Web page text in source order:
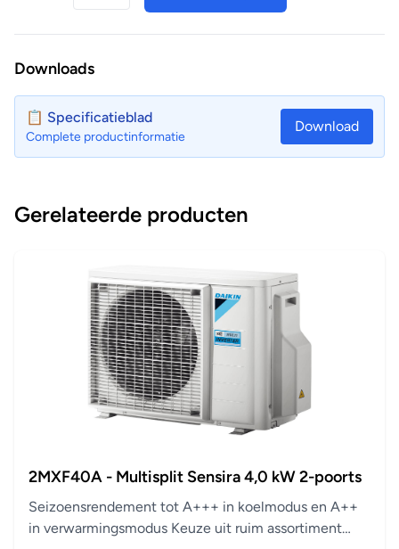
Downloads
📋 Specificatieblad
Complete productinformatie
Download
Gerelateerde producten
2MXF40A - Multisplit Sensira 4,0 kW 2-poorts
Seizoensrendement tot A+++ in koelmodus en A++
in verwarmingsmodus Keuze uit ruim assortiment